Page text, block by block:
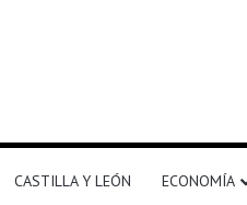
CASTILLA Y LEÓN ECONOMÍA